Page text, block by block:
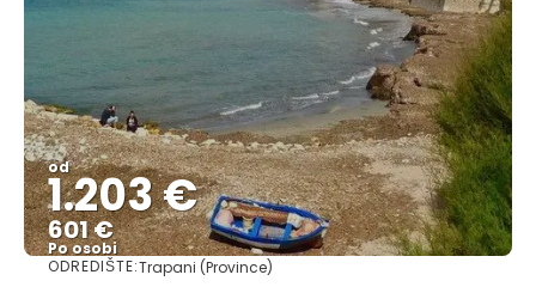
od
1.203 €
601 €
Po osobi
Vidjeti
ODREDIŠTE:Trapani (Province)